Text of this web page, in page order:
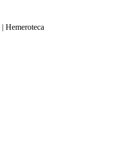
| Hemeroteca